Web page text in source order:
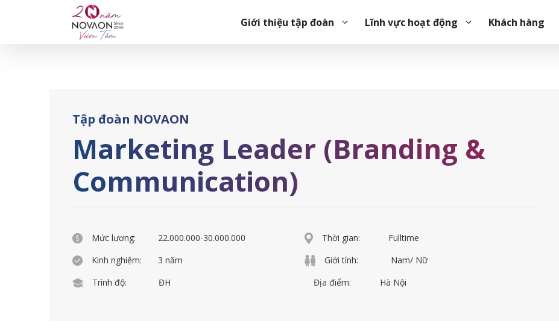
Giới thiệu tập đoàn Lĩnh vực hoạt động Khách hàng
Trang chủ
Tập đoàn NOVAON
Marketing Leader (Branding &
Communication)
Mức lương: 22.000.000-30.000.000 Thời gian:
Fulltime
Kinh nghiệm:
3 năm Giới tính:
Nam/ Nữ
Trình độ:
ĐH Địa điểm: Hà Nội